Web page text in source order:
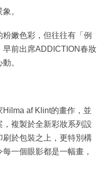
。
嫩色彩，但往往有「例
前出席ADDICTION春妝
。
af Klint的畫作，並
複製於全新彩妝系列設
於包裝之上，更特別構
一個眼影都是一幅畫，